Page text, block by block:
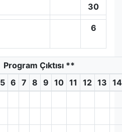
30
6
Program Çıktısı **
5 6 7 8 9 10 11 12 13 14